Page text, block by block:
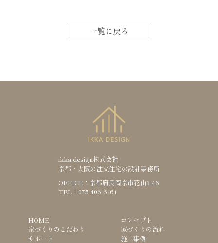
一覧に戻る
ikka design株式会社
京都・大阪の注文住宅の設計事務所
OFFICE：京都府長岡京市花山3-46
TEL：075-406-6161
HOME
家づくりのこだわり
サポート
コンセプト
家づくりの流れ
施工事例